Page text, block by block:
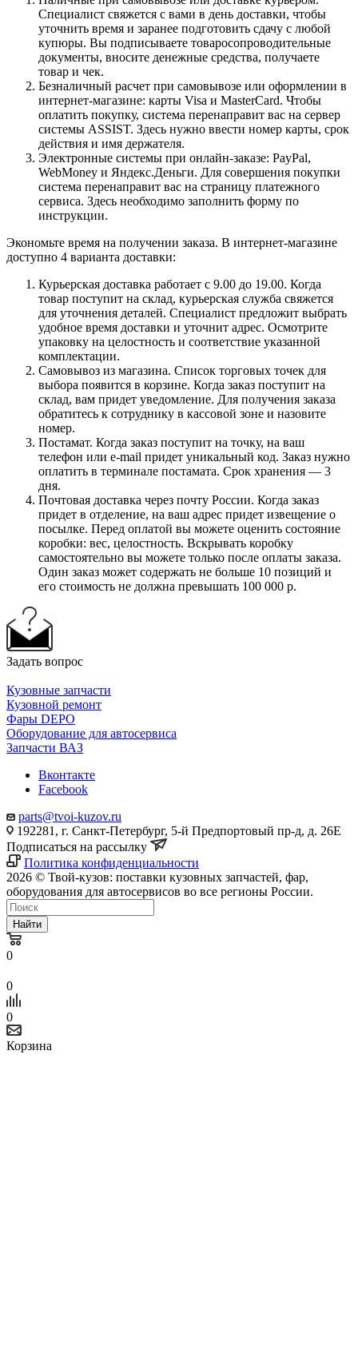
Специалист свяжется с вами в день доставки, чтобы
уточнить время и заранее подготовить сдачу с любой
купюры. Вы подписываете товаросопроводительные
документы, вносите денежные средства, получаете
товар и чек.
Безналичный расчет при самовывозе или оформлении в
интернет-магазине: карты Visa и MasterCard. Чтобы
оплатить покупку, система перенаправит вас на сервер
системы ASSIST. Здесь нужно ввести номер карты, срок
действия и имя держателя.
Электронные системы при онлайн-заказе: PayPal,
WebMoney и Яндекс.Деньги. Для совершения покупки
система перенаправит вас на страницу платежного
сервиса. Здесь необходимо заполнить форму по
инструкции.
Экономьте время на получении заказа. В интернет-магазине
доступно 4 варианта доставки:
Курьерская доставка работает с 9.00 до 19.00. Когда
товар поступит на склад, курьерская служба свяжется
для уточнения деталей. Специалист предложит выбрать
удобное время доставки и уточнит адрес. Осмотрите
упаковку на целостность и соответствие указанной
комплектации.
Самовывоз из магазина. Список торговых точек для
выбора появится в корзине. Когда заказ поступит на
склад, вам придет уведомление. Для получения заказа
обратитесь к сотруднику в кассовой зоне и назовите
номер.
Постамат. Когда заказ поступит на точку, на ваш
телефон или e-mail придет уникальный код. Заказ нужно
оплатить в терминале постамата. Срок хранения — 3
дня.
Почтовая доставка через почту России. Когда заказ
придет в отделение, на ваш адрес придет извещение о
посылке. Перед оплатой вы можете оценить состояние
коробки: вес, целостность. Вскрывать коробку
самостоятельно вы можете только после оплаты заказа.
Один заказ может содержать не больше 10 позиций и
его стоимость не должна превышать 100 000 р.
Задать вопрос
Кузовные запчасти
Кузовной ремонт
Фары DEPO
Оборудование для автосервиса
Запчасти ВАЗ
Вконтакте
Facebook
parts@tvoi-kuzov.ru
192281, г. Санкт-Петербург, 5-й Предпортовый пр-д, д. 26Е
Подписаться на рассылку
Политика конфиденциальности
2026 © Твой-кузов: поставки кузовных запчастей, фар,
оборудования для автосервисов во все регионы России.
Найти
0
0
0
Корзина